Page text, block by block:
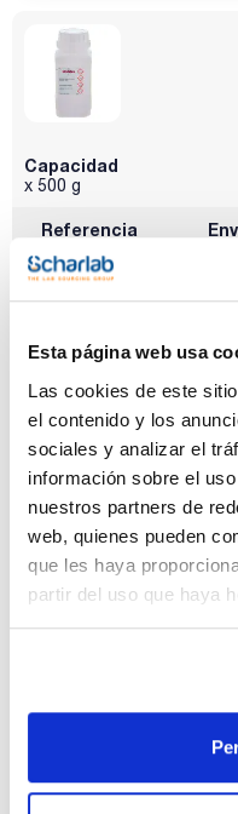
Esta página web usa
Las cookies de este
el contenido y los
sociales y analizar el
información sobre el
nuestros partners de
web, quienes pueden
que les haya
partir del uso que haya
Capacidad
x 500 g
Referencia
Disponibilidad
Capacidad
x 1 kg
Referencia
SA00211000
x 1